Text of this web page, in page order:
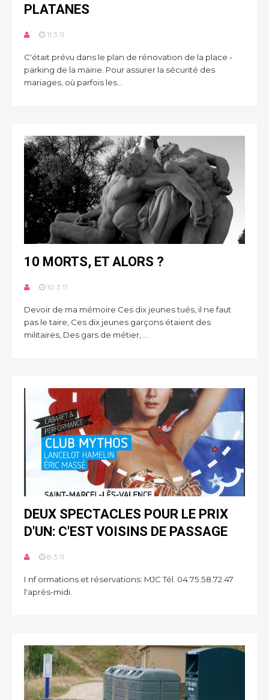
PLATANES
11.3.11
C'était prévu dans le plan de rénovation de la place -
parking de la mairie. Pour assurer la sécurité des
mariages, où parfois les...
10 MORTS, ET ALORS ?
10.3.11
Devoir de ma mémoire Ces dix jeunes tués, il ne faut
pas le taire, Ces dix jeunes garçons étaient des
militaires, Des gars de métier, ...
DEUX SPECTACLES POUR LE PRIX
D'UN: C'EST VOISINS DE PASSAGE
8.3.11
I nf ormations et réservations: MJC Tél. 04.75.58.72.47
l'après-midi.